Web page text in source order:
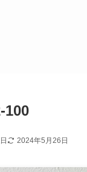
100
2024年5月26日